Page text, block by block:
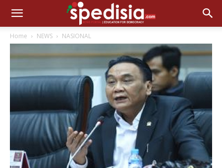
Home NEWS NASIONAL